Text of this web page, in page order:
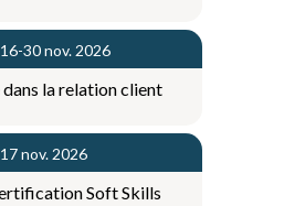
16-30 nov. 2026
dans la relation client
17 nov. 2026
Soft Skills